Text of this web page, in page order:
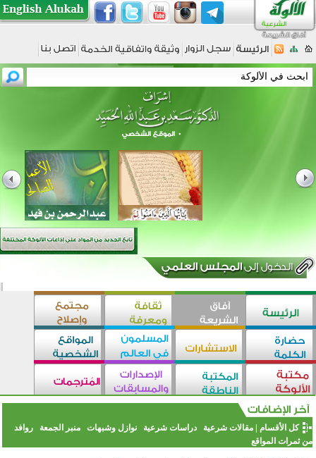
كل الأقسام |مقالات شرعية دراسات شرعية نوازل وشبهات منبر الجمعة
روافد
من ثمرات المواقع